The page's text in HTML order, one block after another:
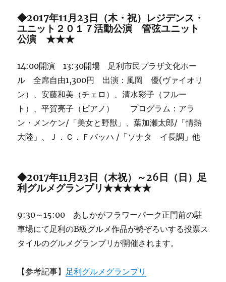
◆2017年11月23日（木・祝）レジデンス・
ユニット２０１７活動公演 管弦ユニット
公演 ★★★
14:00開演 13:30開場 足利市民プラザ文化ホー
ル 全席自由1,300円 出演：風岡 優(ヴァイオリ
ン）、安藤和美（チェロ）、清水彩子（フルー
ト）、平賀亮子（ピアノ） プログラム：アラ
ン・メンケン/「美女と野獣」、葉加瀬太郎/「情熱
大陸」、Ｊ．Ｃ．Ｆバッハ /「ソナタ イ長調」他
◆2017年11月23日（木祝）～26日（日）足
利グルメグランプリ★★★★★
9:30～15:00 あしかがフラワーパーク正門前の駐
車場にて足利のB級グルメ作品が勢ぞろいする投票ス
タイルのグルメグランプリが開催されます。
【参考記事】 足利グルメグランプリ